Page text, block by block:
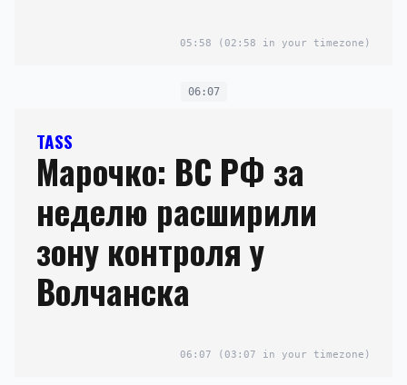
05:58 (02:58 in your timezone)
06:07
TASS
Марочко: ВС РФ за
неделю расширили
зону контроля у
Волчанска
06:07 (03:07 in your timezone)